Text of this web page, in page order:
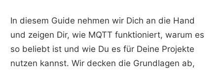
In diesem Guide nehmen wir Dich an die Hand
und zeigen Dir, wie MQTT funktioniert, warum es
so beliebt ist und wie Du es für Deine Projekte
nutzen kannst. Wir decken die Grundlagen ab,